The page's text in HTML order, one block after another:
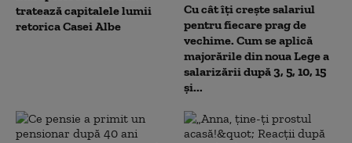
tratează capitalele lumii
retorica Casei Albe
Cu cât îți crește salariul
pentru fiecare prag de
vechime. Cum se aplică
majorările din noua Lege a
salarizării după 3, 5, 10, 15
și...